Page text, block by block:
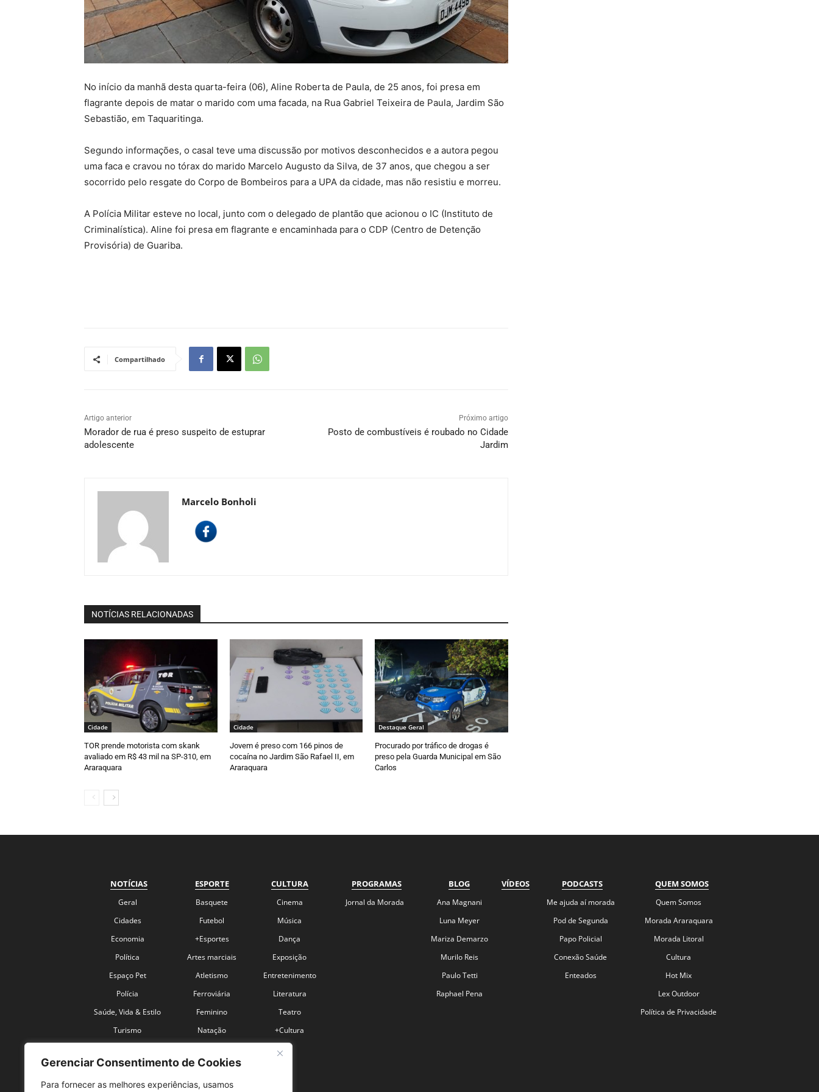
Gerenciar Consentimento de Cookies
Para fornecer as melhores experiências, usamos
No início da manhã desta quarta-feira (06), Aline Roberta de Paula, de 25 anos, foi presa em
flagrante depois de matar o marido com uma facada, na Rua Gabriel Teixeira de Paula, Jardim São
Sebastião, em Taquaritinga.
Segundo informações, o casal teve uma discussão por motivos desconhecidos e a autora pegou
uma faca e cravou no tórax do marido Marcelo Augusto da Silva, de 37 anos, que chegou a ser
socorrido pelo resgate do Corpo de Bombeiros para a UPA da cidade, mas não resistiu e morreu.
A Polícia Militar esteve no local, junto com o delegado de plantão que acionou o IC (Instituto de
Criminalística). Aline foi presa em flagrante e encaminhada para o CDP (Centro de Detenção
Provisória) de Guariba.
Compartilhado
Artigo anterior
Morador de rua é preso suspeito de estuprar
adolescente
Próximo artigo
Posto de combustíveis é roubado no Cidade
Jardim
Marcelo Bonholi
NOTÍCIAS RELACIONADAS
Cidade
TOR prende motorista com skank
avaliado em R$ 43 mil na SP-310, em
Araraquara
Cidade
Jovem é preso com 166 pinos de
cocaína no Jardim São Rafael II, em
Araraquara
Destaque Geral
Procurado por tráfico de drogas é
preso pela Guarda Municipal em São
Carlos
NOTÍCIAS
Geral
Cidades
Economia
Política
Espaço Pet
Polícia
Saúde, Vida & Estilo
Turismo
ESPORTE
Basquete
Futebol
+Esportes
Artes marciais
Atletismo
Ferroviária
Feminino
Natação
CULTURA
Cinema
Música
Dança
Exposição
Entretenimento
Literatura
Teatro
+Cultura
PROGRAMAS
Jornal da Morada
BLOG
Ana Magnani
Luna Meyer
Mariza Demarzo
Murilo Reis
Paulo Tetti
Raphael Pena
VÍDEOS PODCASTS
Me ajuda aí morada
Pod de Segunda
Papo Policial
Conexão Saúde
Enteados
QUEM SOMOS
Quem Somos
Morada Araraquara
Morada Litoral
Cultura
Hot Mix
Lex Outdoor
Política de Privacidade